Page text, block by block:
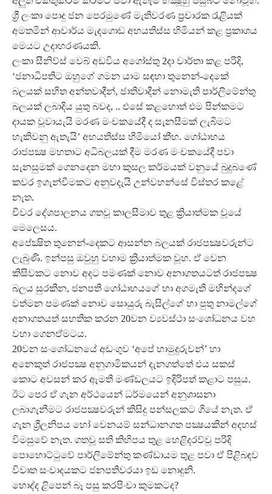
ශ්‍රී ලංකා පොදු ජන පෙරමුණේ මැතිවරණ ප්‍රචාරක රැළියක්
අමතමින් ආචාර්ය මැදගොඩ අභයතිස්ස හිමියන් කළ ප්‍රකාශය
මෙයට උදාහරණයකි.
ලංකා සීනිව්ස් වෙබ් අඩවිය අගෝස්තු 2දා වාර්තා කළ පරිදි,
‘ජනාධිපතිට ඔහුගේ ගමන යාම සඳහා තුනෙන්-දෙකේ
බලයක් සහිත අන්තවාදීන්, ජාතිවාදීන් නොමැති පාර්ලිමේන්තු
බලයක් ලබාදිය යුතු බවද, .. එසේ කළහොත් එම පින්කමට
දායක වූවායැයි මරණ මංචකයේදී ද සැනසීමක් ලැබීමට
හැකිවනු ඇතැයි’ අභයතිස්ස හිමියෝ කීහ. ගෝඨාභය
රාජපක්‍ෂ මහතාට අධිබලයක් දීම මරණ මංචකයේදී පවා
සැනසුමක් ගෙනදෙන මහා කුසල කර්මයක් වනුයේ බුදුබණේ
කවර ඉගැන්වීමකට අනුවදැයි උන්වහන්සේ විස්තර කළේ
නැත.
චීවර දේශපාලනය ගතවූ කාලසීමාව තුළ ක්‍රියාත්මක වූයේ
මෙලෙසය.
අපේක්‍ෂිත තුනෙන්-දෙකට ආසන්න බලයක් රාජපක්‍ෂවරුන්ට
ලැබුණි. ඉන්පසු ඔවුහු වහාම ක්‍රියාත්මක වූහ. ඒ වෙන
කිසිවකට නොව අදට පමණක් නොව අනාගතයටත් රාජපක්‍ෂ
බලය සුරකින, ජනපති ගෝඨාභයගේ හා අගමැති මහින්දගේ
වත්මන පමණක් නොව සොයුරු බැසිල්ගේ හා පුතු නාමල්ගේ
අනාගතයත් සහතික කරන 20වන ව්‍යවස්ථා සංශෝධනය වහ
වහා ගෙනඒමටය.
20වන සංශෝධනයේ අඩංගුව ‘අපේ හාමුදුරුවන්’ හා
අනෙකුත් රාජපක්‍ෂ අනුගාමිකයන් දැනගත්තේ එය සකස්
කොට අවසන් කර ඇමති මණ්ඩලයට ඉදිරිපත් කළාට පසුය.
ඊට පෙර ඒ ගැන අර්ථයෙන් ධර්මයෙන් අනුශාසනා
ලබාගැනීමට රාජපක්‍ෂවරුන් කිසිදු පන්සලකට ගියේ නැත. ඒ
ගැන ශ්‍රීලනිපය හෝ වෙනයම් සන්ධානගත පක්‍ෂයකින් අදහස්
විමසුවේ නැත. ගතවූ සති කිහිපය තුළ හෙළිදරව්වූ පරිදි
පොහොට්ටුවේ පාර්ලිමේන්තු කණ්ඩායම තුළ පවා ඒ පිළිබඳව
විවෘත සංවාදයකට ජනපතිවරයා ඉඩ නොදුනි.
හොද්ද ළිපෙන් බෑ පසු කරපිංචා කුමකටද?